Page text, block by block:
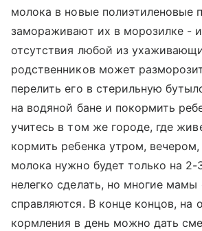
молока в новые полиэтиленовые
замораживают их в морозилке -
отсутствия любой из
родственников может
перелить его в стерильную
на водяной бане и покормить
учитесь в том же городе, где
кормить ребенка утром,
молока нужно будет только на
нелегко сделать, но многие мамы
справляются. В конце концов, на
кормления в день можно дать